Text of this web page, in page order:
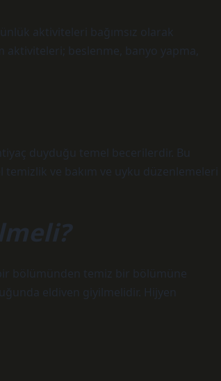
aktiviteleri bağımsız olarak
beslenme, banyo yapma,
duyduğu temel becerilerdir. Bu
ve bakım ve uyku düzenlemeleri
bölümünden temiz bir bölümüne
eldiven giyilmelidir. Hijyen